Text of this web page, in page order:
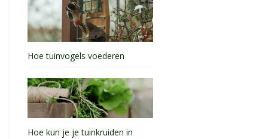
Hoe tuinvogels voederen
Hoe kun je je tuinkruiden in